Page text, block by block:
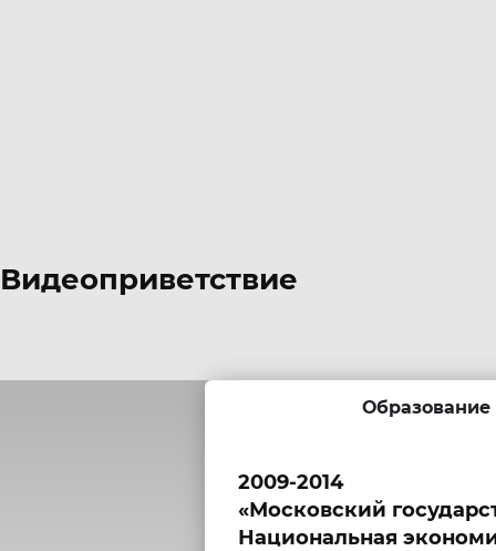
Видеоприветствие
Образование
2009-2014
«Московский
Национальная